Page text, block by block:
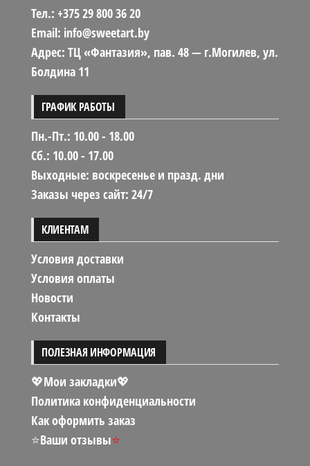
Тел.: +375 29 800 36 20
Email: info@sweetart.by
Адрес: ТЦ «Фантазия», пав. 48 — г.Могилев, ул.
Болдина 11
ГРАФИК РАБОТЫ
Пн.-Пт.: 10.00 - 18.00
Сб.: 10.00 - 17.00
Выходные: воскресенье и празд. дни
Заказы через сайт: 24/7
КЛИЕНТАМ
Условия доставки
Условия оплаты
Новости
Контакты
ПОЛЕЗНАЯ ИНФОРМАЦИЯ
💖Мои закладки💖
Политика конфиденциальности
Как оформить заказ
⭐Ваши отзывы⭐